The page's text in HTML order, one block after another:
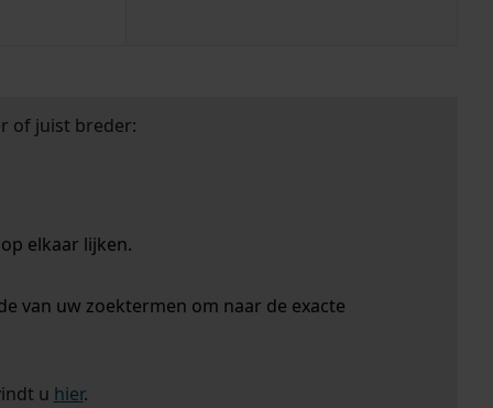
of juist breder:
elkaar lijken.
van uw zoektermen om naar de exacte
u hier.